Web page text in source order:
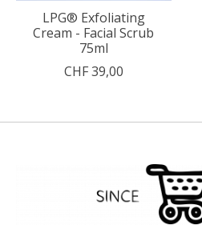
LPG® Exfoliating
Cream - Facial Scrub
75ml
CHF 39,00